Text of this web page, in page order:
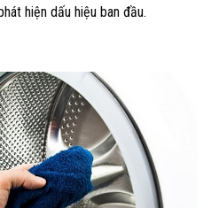
hiện dấu hiệu ban đầu.